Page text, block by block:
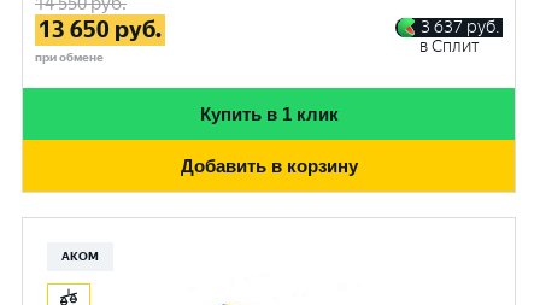
13 650 руб.
при обмене
3 637 руб.
в Сплит
Купить в 1 клик
Добавить в корзину
АКОМ